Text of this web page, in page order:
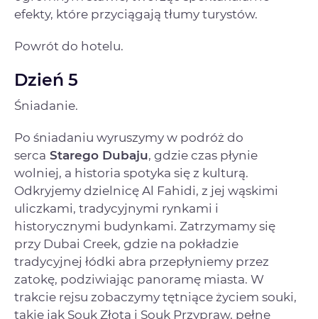
efekty, które przyciągają tłumy turystów.
Powrót do hotelu.
Dzień 5
Śniadanie.
Po śniadaniu wyruszymy w podróż do
serca Starego Dubaju, gdzie czas płynie
wolniej, a historia spotyka się z kulturą.
Odkryjemy dzielnicę Al Fahidi, z jej wąskimi
uliczkami, tradycyjnymi rynkami i
historycznymi budynkami. Zatrzymamy się
przy Dubai Creek, gdzie na pokładzie
tradycyjnej łódki abra przepłyniemy przez
zatokę, podziwiając panoramę miasta. W
trakcie rejsu zobaczymy tętniące życiem souki,
takie jak Souk Złota i Souk Przypraw, pełne